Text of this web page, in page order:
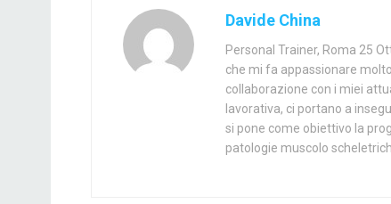
Davide China
Personal Trainer, Roma 25
che mi fa appassionare
collaborazione con i miei
lavorativa, ci portano a
si pone come obiettivo la
patologie muscolo